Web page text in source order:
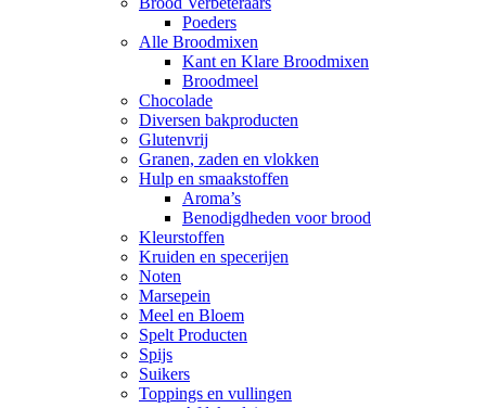
Poeders
Alle Broodmixen
Kant en Klare Broodmixen
Broodmeel
Chocolade
Diversen bakproducten
Glutenvrij
Granen, zaden en vlokken
Hulp en smaakstoffen
Aroma’s
Benodigdheden voor brood
Kleurstoffen
Kruiden en specerijen
Noten
Marsepein
Meel en Bloem
Spelt Producten
Spijs
Suikers
Toppings en vullingen